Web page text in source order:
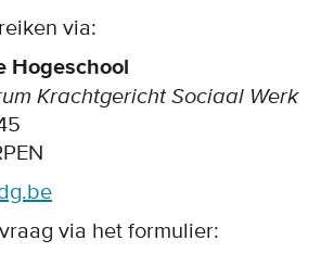
via:
Hogeschool
Krachtgericht Sociaal Werk
via het formulier: